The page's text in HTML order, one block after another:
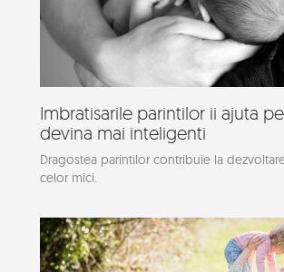
Imbratisarile parintilor ii ajuta
devina mai inteligenti
Dragostea parintilor contribuie la
celor mici.